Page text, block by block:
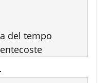
del tempo